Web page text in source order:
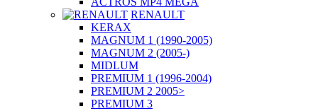
RENAULT
KERAX
MAGNUM 1 (1990-2005)
MAGNUM 2 (2005-)
MIDLUM
PREMIUM 1 (1996-2004)
PREMIUM 2 2005>
PREMIUM 3